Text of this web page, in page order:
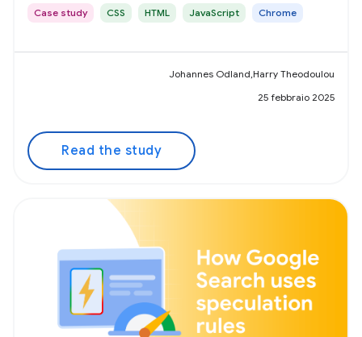
Case study CSS HTML JavaScript Chrome
Johannes Odland,Harry Theodoulou
25 febbraio 2025
Read the study